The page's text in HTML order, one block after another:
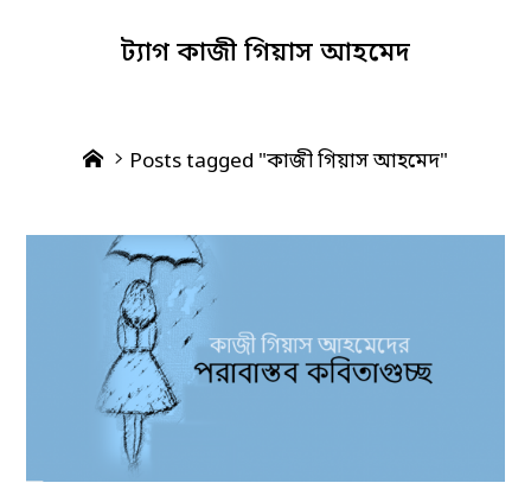
ট্যাগ কাজী গিয়াস আহমেদ
HomePosts tagged "কাজী গিয়াস আহমেদ"